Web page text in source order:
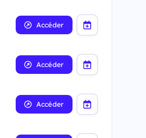
Accéder
Accéder
Accéder